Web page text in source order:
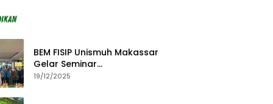
BEM FISIP Unismuh Makassar
Gelar Seminar
Keperempuanan, Bahas
19/12/2025